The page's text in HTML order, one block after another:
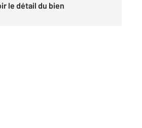
le détail du bien